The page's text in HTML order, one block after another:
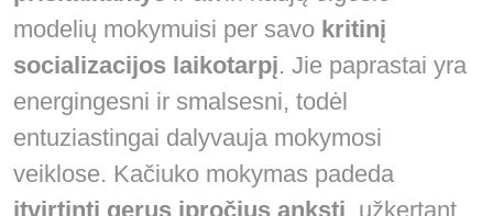
modelių mokymuisi per savo kritinį
socializacijos laikotarpį. Jie paprastai yra
energingesni ir smalsesni, todėl
entuziastingai dalyvauja mokymosi
veiklose. Kačiuko mokymas padeda
įtvirtinti gerus įpročius anksti, užkertant